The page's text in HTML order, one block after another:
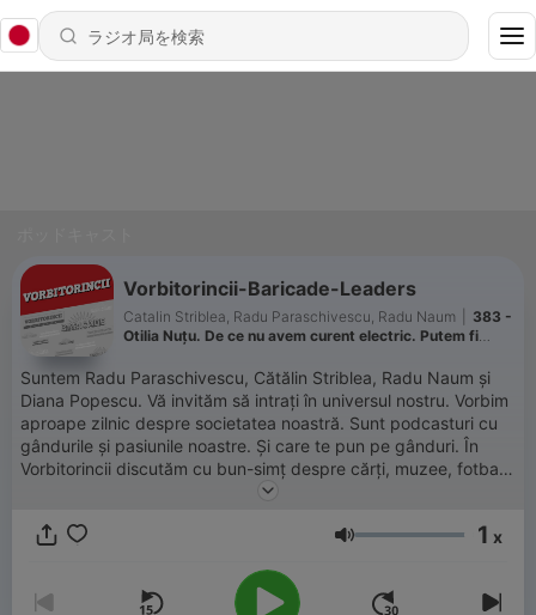
Vorbitorincii-Baricade-Leaders
Catalin Striblea, Radu Paraschivescu, Radu Naum
383 -
Otilia Nuțu. De ce nu avem curent electric. Putem fi
Suntem Radu Paraschivescu, Cătălin Striblea, Radu Naum și
Diana Popescu. Vă invităm să intrați în universul nostru. Vorbim
aproape zilnic despre societatea noastră. Sunt podcasturi cu
gândurile și pasiunile noastre. Și care te pun pe gânduri. În
Vorbitorincii discutăm cu bun-simț despre cărți, muzee, fotbal
și cafele. Și spunem povești. Cu echilibru și cumpătare.
Radu Naum pe subiecte politice și sociale. Iar la Leaders avem
音量 1 x